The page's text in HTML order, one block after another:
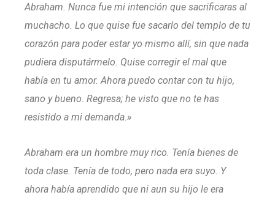
Abraham. Nunca fue mi intención que sacrificaras al
muchacho. Lo que quise fue sacarlo del templo de tu
corazón para poder estar yo mismo allí, sin que nada
pudiera disputármelo. Quise corregir el mal que
había en tu amor. Ahora puedo contar con tu hijo,
sano y bueno. Regresa; he visto que no te has
resistido a mi demanda.»
Abraham era un hombre muy rico. Tenía bienes de
toda clase. Tenía de todo, pero nada era suyo. Y
ahora había aprendido que ni aun su hijo le era